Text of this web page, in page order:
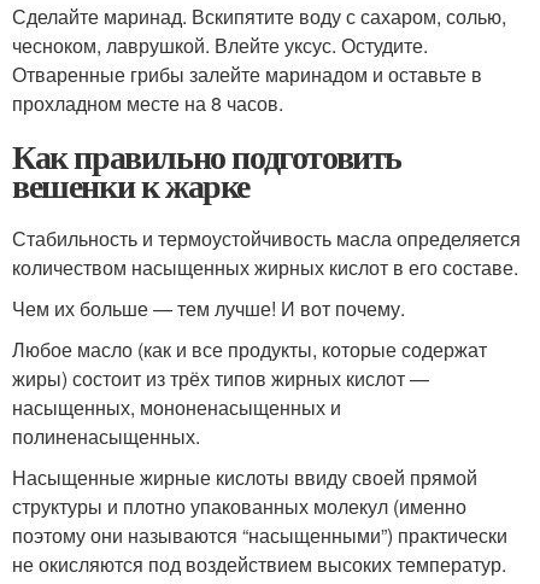
Сделайте маринад. Вскипятите воду с сахаром, солью,
чесноком, лаврушкой. Влейте уксус. Остудите.
Отваренные грибы залейте маринадом и оставьте в
прохладном месте на 8 часов.
Как правильно подготовить
вешенки к жарке
Стабильность и термоустойчивость масла определяется
количеством насыщенных жирных кислот в его составе.
Чем их больше — тем лучше! И вот почему.
Любое масло (как и все продукты, которые содержат
жиры) состоит из трёх типов жирных кислот —
насыщенных, мононенасыщенных и
полиненасыщенных.
Насыщенные жирные кислоты ввиду своей прямой
структуры и плотно упакованных молекул (именно
поэтому они называются “насыщенными”) практически
не окисляются под воздействием высоких температур.